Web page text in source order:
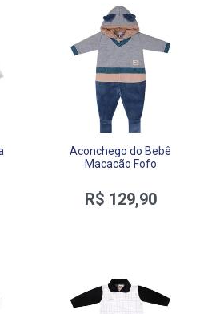
Aconchego do Bebê
Macacão Fofo
R$ 129,90